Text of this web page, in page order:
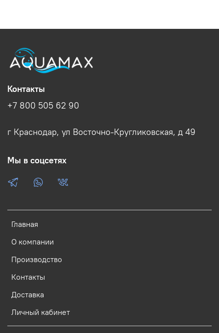
Главная
О компании
Производство
Контакты
Доставка
Личный кабинет
Контакты
+7 800 505 62 90
г Краснодар, ул Восточно-Кругликовская, д 49
Мы в соцсетях